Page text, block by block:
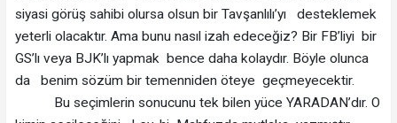
siyasi görüş sahibi olursa olsun bir Tavşanlılı’yı desteklemek
yeterli olacaktır. Ama bunu nasıl izah edeceğiz? Bir FB’liyi bir
GS’lı veya BJK’lı yapmak bence daha kolaydır. Böyle olunca
da benim sözüm bir temenniden öteye geçmeyecektir.
Bu seçimlerin sonucunu tek bilen yüce YARADAN’dır. O